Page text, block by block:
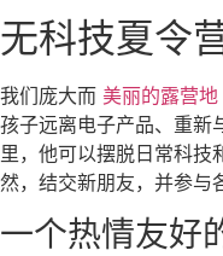
无科技夏令
我们庞大而 美丽的露营地
孩子远离电子产品、重新
里，他可以摆脱日常科技
然，结交新朋友，并参与
一个热情友好